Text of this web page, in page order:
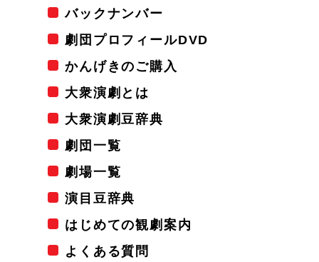
バックナンバー
劇団プロフィールDVD
かんげきのご購入
大衆演劇とは
大衆演劇豆辞典
劇団一覧
劇場一覧
演目豆辞典
はじめての観劇案内
よくある質問